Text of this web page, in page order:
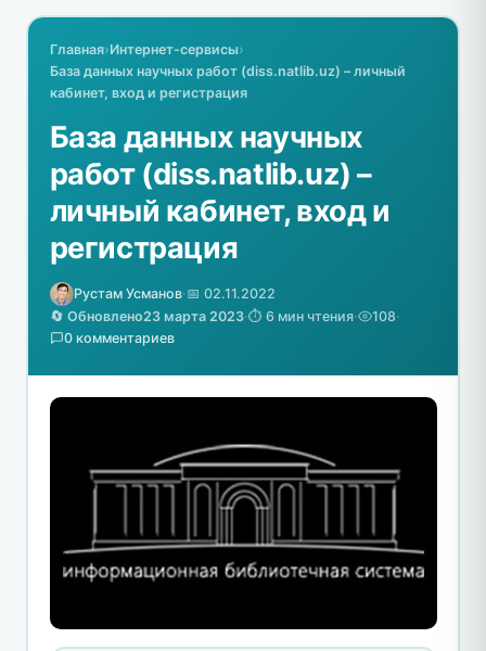
Главная›Интернет-сервисы›
База данных научных работ (diss.natlib.uz) – личный
кабинет, вход и регистрация
База данных научных
работ (diss.natlib.uz) –
личный кабинет, вход и
регистрация
Рустам Усманов·📅 02.11.2022
🔄 Обновлено23 марта 2023·⏱️ 6 мин чтения· 108·
0 комментариев